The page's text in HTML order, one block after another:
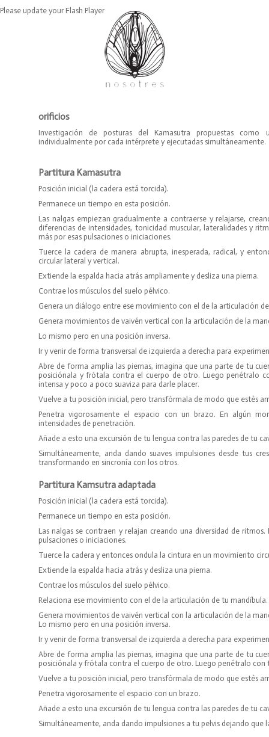
Please update your Flash Player
orificios
Investigación de posturas del Kamasutra propuestas
individualmente por cada intérprete y ejecutadas simultáneamente.
Partitura Kamasutra
Posición inicial (la cadera está torcida).
Permanece un tiempo en esta posición.
Las nalgas empiezan gradualmente a contraerse y relajarse,
diferencias de intensidades, tonicidad muscular, lateralidades y
más por esas pulsaciones o iniciaciones.
Tuerce la cadera de manera abrupta, inesperada, radical, y
circular lateral y vertical.
Extiende la espalda hacia atrás ampliamente y desliza una pierna.
Contrae los músculos del suelo pélvico.
Genera un diálogo entre ese movimiento con el de la articulación
Genera movimientos de vaivén vertical con la articulación de la
Lo mismo pero en una posición inversa.
Ir y venir de forma transversal de izquierda a derecha para
Abre de forma amplia las piernas, imagina que una parte de tu
posiciónala y frótala contra el cuerpo de otro. Luego penétralo
intensa y poco a poco suaviza para darle placer.
Vuelve a tu posición inicial, pero transfórmala de modo que estés
Penetra vigorosamente el espacio con un brazo. En algún
intensidades de penetración.
Añade a esto una excursión de tu lengua contra las paredes de tu
Simultáneamente, anda dando suaves impulsiones desde tus
transformando en sincronía con los otros.
Partitura Kamsutra adaptada
Posición inicial (la cadera está torcida).
Permanece un tiempo en esta posición.
Las nalgas se contraen y relajan creando una diversidad de
pulsaciones o iniciaciones.
Tuerce la cadera y entonces ondula la cintura en un movimiento
Extiende la espalda hacia atrás y desliza una pierna.
Contrae los músculos del suelo pélvico.
Relaciona ese movimiento con el de la articulación de tu mandíbula.
Genera movimientos de vaivén vertical con la articulación de la
Lo mismo pero en una posición inversa.
Ir y venir de forma transversal de izquierda a derecha para
Abre de forma amplia las piernas, imagina que una parte de tu
posiciónala y frótala contra el cuerpo de otro. Luego penétralo
Vuelve a tu posición inicial, pero transfórmala de modo que estés
Penetra vigorosamente el espacio con un brazo.
Añade a esto una excursión de tu lengua contra las paredes de tu
Simultáneamente, anda dando impulsiones a tu pelvis dejando